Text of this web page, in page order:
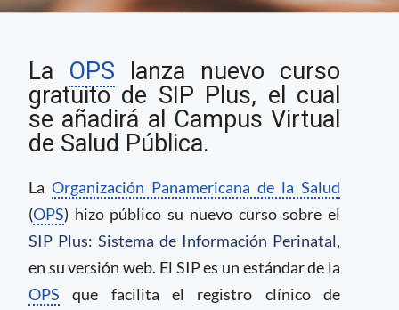
curso gratuito de SIP
Plus para cuidados
perinatales
La OPS lanza nuevo curso
gratuito de SIP Plus, el cual
se añadirá al Campus Virtual
de Salud Pública.
La Organización Panamericana de la Salud
(OPS) hizo público su nuevo curso sobre el
SIP Plus: Sistema de Información Perinatal,
en su versión web. El SIP es un estándar de la
OPS que facilita el registro clínico de